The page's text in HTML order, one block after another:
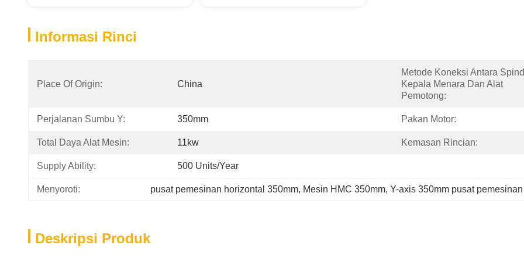
Informasi Rinci
Place Of Origin: China
Metode Koneksi Antara
Kepala Menara Dan Alat
Pemotong:
Perjalanan Sumbu Y: 350mm Pakan Motor:
Total Daya Alat Mesin: 11kw Kemasan Rincian:
Supply Ability: 500 Units/year
Menyoroti: pusat pemesinan horizontal 350mm, Mesin HMC 350mm, Y-axis 350mm pusat
Deskripsi Produk